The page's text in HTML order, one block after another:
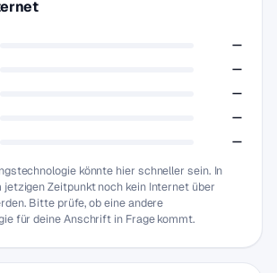
—
—
—
—
—
könnte hier schneller sein. In
jetzigen Zeitpunkt noch kein Internet über
Bitte prüfe, ob eine andere
für deine Anschrift in Frage kommt.